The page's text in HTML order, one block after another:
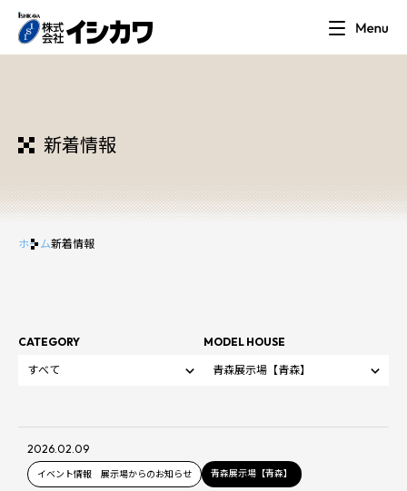
新着情報
ホーム新着情報
CATEGORY MODEL HOUSE
2026.02.09
イベント情報 展示場からのお知らせ 青森展示場【青森】